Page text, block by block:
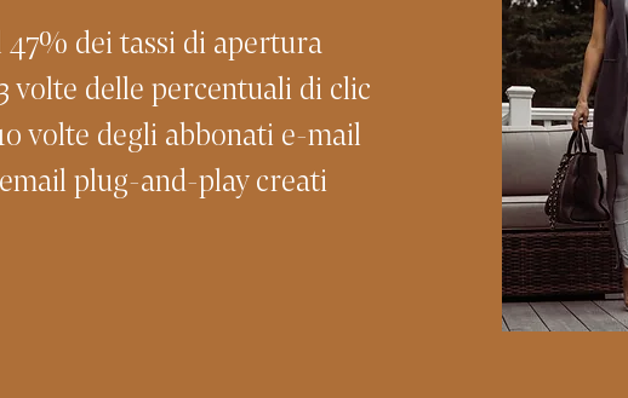
47% dei tassi di apertura
volte delle percentuali di clic
volte degli abbonati e-mail
plug-and-play creati